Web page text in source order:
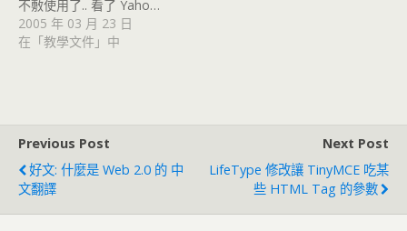
不敷使用了.. 看了 Yaho…
2005 年 03 月 23 日
在「教學文件」中
Previous Post
好文: 什麼是 Web 2.0 的 中
文翻譯
Next Post
LifeType 修改讓 TinyMCE 吃某
些 HTML Tag 的參數